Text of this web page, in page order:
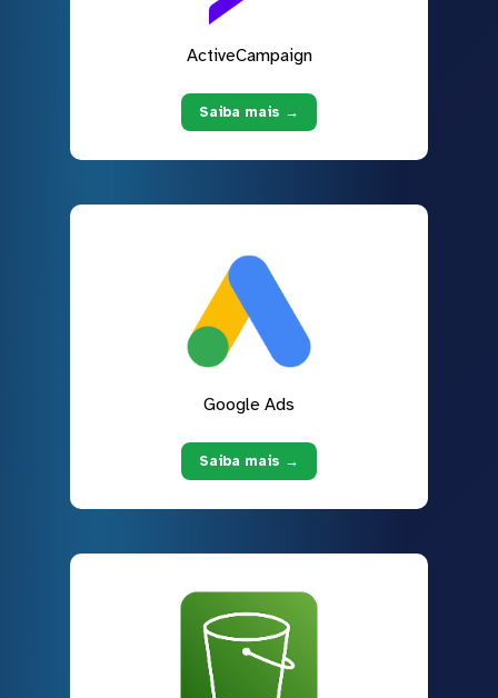
ActiveCampaign
Saiba mais →
Google Ads
Saiba mais →